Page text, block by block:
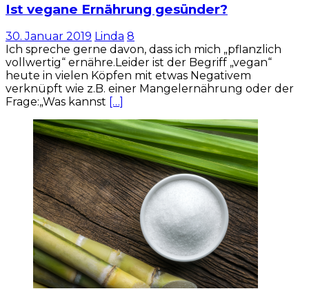
Ist vegane Ernährung gesünder?
30. Januar 2019 Linda 8
Ich spreche gerne davon, dass ich mich „pflanzlich
vollwertig“ ernähre.Leider ist der Begriff „vegan“
heute in vielen Köpfen mit etwas Negativem
verknüpft wie z.B. einer Mangelernährung oder der
Frage:„Was kannst […]